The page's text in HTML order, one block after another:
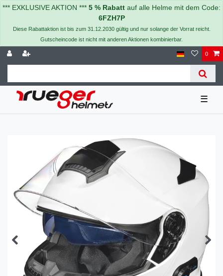
*** EXKLUSIVE AKTION *** 5 % Rabatt auf alle Helme mit dem Code:
6FZH7P
Diese Rabattaktion ist bis zum 31.12.2030 gültig und nur solange der Vorrat reicht.
Gutscheincode ist nicht mit anderen Aktionen kombinierbar.
0
☰